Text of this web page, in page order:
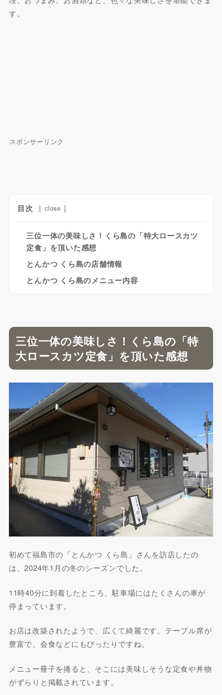
す。
スポンサーリンク
目次 [ close ]
三位一体の美味しさ！くら島の「特大ロースカツ
定食」を頂いた感想
とんかつ くら島の店舗情報
とんかつ くら島のメニュー内容
三位一体の美味しさ！くら島の「特
大ロースカツ定食」を頂いた感想
初めて福島市の「とんかつ くら島」さんを訪店したの
は、2024年1月の冬のシーズンでした。
11時40分に到着したところ、駐車場にはたくさんの車が
停まっています。
お店は改築されたようで、広くて綺麗です。テーブル席が
豊富で、会食などにもぴったりですね。
メニュー冊子を捲ると、そこには美味しそうな定食や丼物
がずらりと掲載されています。